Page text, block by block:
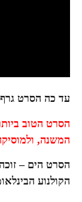
עד כה הסרט
הסרט הטוב
המשנה,
הסרט הים –
הקולנוע